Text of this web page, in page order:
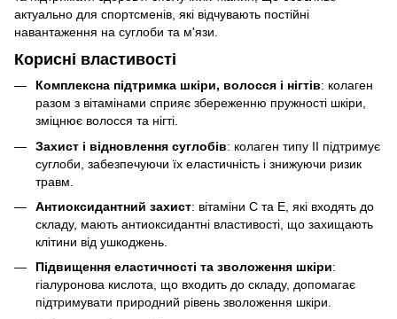
актуально для спортсменів, які відчувають постійні
навантаження на суглоби та м'язи.
Корисні властивості
Комплексна підтримка шкіри, волосся і нігтів: колаген
разом з вітамінами сприяє збереженню пружності шкіри,
зміцнює волосся та нігті.
Захист і відновлення суглобів: колаген типу II підтримує
суглоби, забезпечуючи їх еластичність і знижуючи ризик
травм.
Антиоксидантний захист: вітаміни C та E, які входять до
складу, мають антиоксидантні властивості, що захищають
клітини від ушкоджень.
Підвищення еластичності та зволоження шкіри:
гіалуронова кислота, що входить до складу, допомагає
підтримувати природний рівень зволоження шкіри.